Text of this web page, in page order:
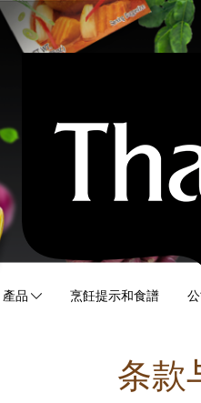
產品 烹飪提示和食譜
条款